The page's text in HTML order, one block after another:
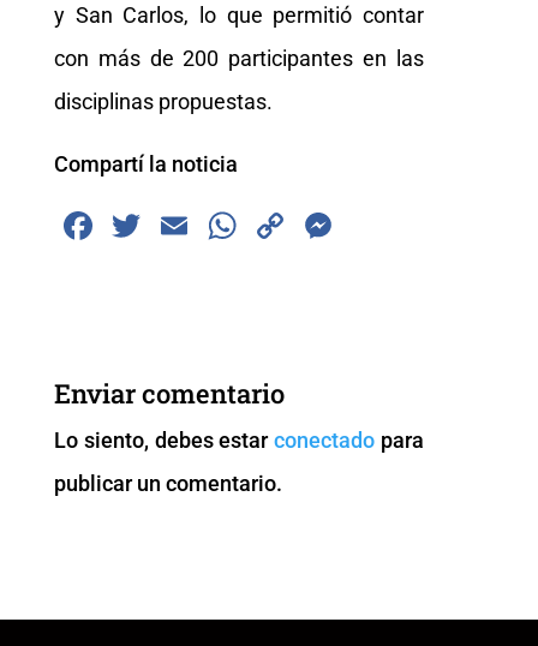
y San Carlos, lo que permitió contar
con más de 200 participantes en las
disciplinas propuestas.
Compartí la noticia
F
b
o
o
k
T
E
W
A
p
p
C
k
er
Enviar comentario
Lo siento, debes estarconectado para
publicar un comentario.